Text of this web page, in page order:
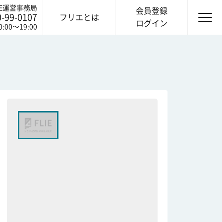
運営事務局
99-0107
〜19:00
フリエとは
会員登録
ログイン